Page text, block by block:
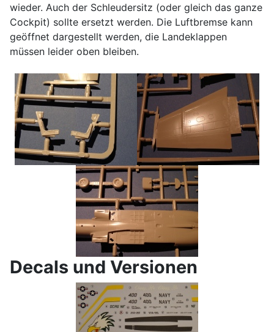
wieder. Auch der Schleudersitz (oder gleich das ganze
Cockpit) sollte ersetzt werden. Die Luftbremse kann
geöffnet dargestellt werden, die Landeklappen
müssen leider oben bleiben.
Decals und Versionen